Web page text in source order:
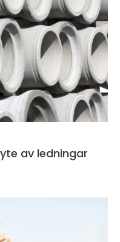
av ledningar